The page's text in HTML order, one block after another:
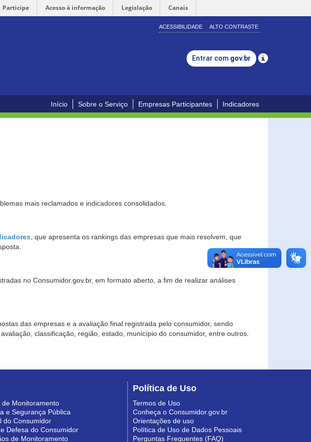
Participe Acesso à informação Legislação Canais
ACESSIBILIDADE ALTO CONTRASTE
Entrar com gov.br
Início Sobre o Serviço Empresas Participantes Indicadores
mais reclamados e indicadores consolidados.
, que apresenta os rankings das empresas que mais resolvem, que
no Consumidor.gov.br, em formato aberto, a fim de realizar análises
das empresas e a avaliação final registrada pelo consumidor, sendo
classificação, região, estado, município do consumidor, entre outros.
Monitoramento
e Segurança Pública
do Consumidor
Defesa do Consumidor
de Monitoramento
Política de Uso
Termos de Uso
Conheça o Consumidor.gov.br
Orientações de uso
Política de Uso de Dados Pessoais
Perguntas Frequentes (FAQ)